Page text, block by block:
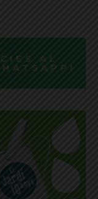
AL